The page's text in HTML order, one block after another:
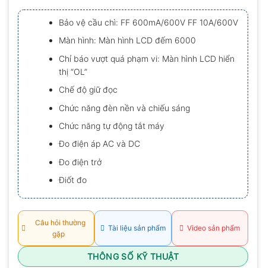
xếp
hạng
0.0
5
sao
Bảo vệ cầu chì: FF 600mA/600V FF 10A/600V
Màn hình: Màn hình LCD đếm 6000
Chỉ báo vượt quá phạm vi: Màn hình LCD hiển
thị “OL”
Chế độ giữ đọc
Chức năng đèn nền và chiếu sáng
Chức năng tự động tắt máy
Đo điện áp AC và DC
Đo điện trở
Điốt đo
Câu hỏi thường
gặp
Tài liệu sản phẩm Video sản phẩm
THÔNG SỐ KỸ THUẬT